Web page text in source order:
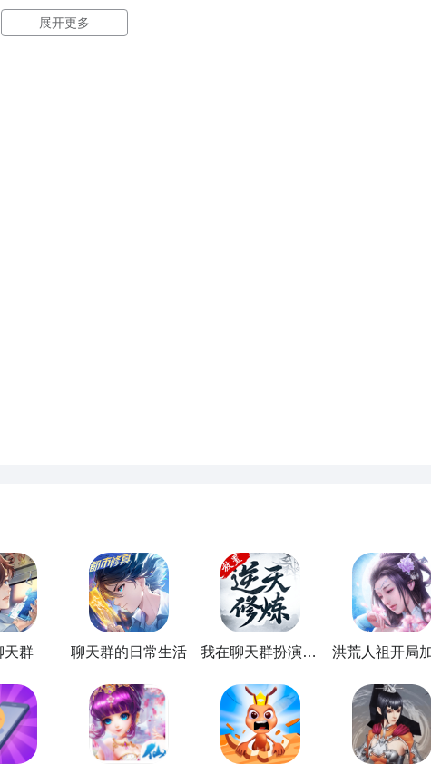
之旅……罗信街区网友面基，打破修真次元壁；群友告知炼丹术
展开更多
天群 聊天群的日常生活 我在聊天群扮演叶天帝